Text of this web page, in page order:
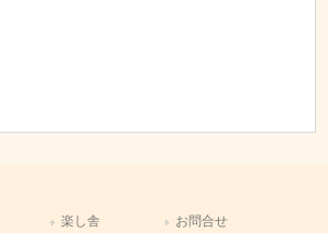
楽し舎
お問合せ